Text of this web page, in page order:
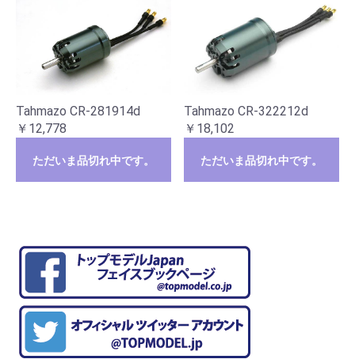
Tahmazo CR-281914d
￥12,778
ただいま品切れ中です。
Tahmazo CR-322212d
￥18,102
ただいま品切れ中です。